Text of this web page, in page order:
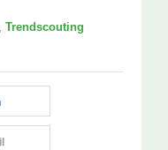
, Trendscouting